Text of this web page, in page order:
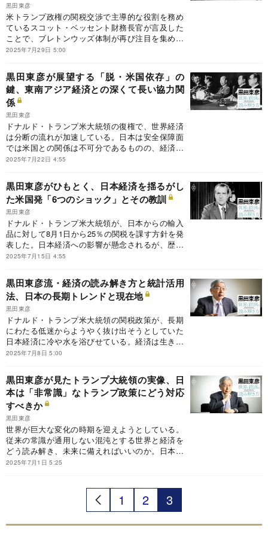
黒田東彦
米トランプ政権の関税交渉で主導的な役割を務め
ているスコット・ベッセント財務長官が言及した
ことで、ブレトンウッズ体制が再び注目を集めて
いる。前日本銀行総裁の黒田東彦氏が執筆する連
のテーマは、ブレトンウッズ会議とIMF（国際通
貨基金）創設。今から80年前に誕生した国際金融
体制はどのように始まり、なぜ終焉（しゅうえ
ん）を迎えたのか。
2025年7月29日 5:00
黒田東彦が展望する「脱・米国依存」の
鍵、東南アジア経済との深くて長い協力関
係
黒田東彦
ドナルド・トランプ米大統領の復権で、世界経済
は分断の流れが加速している。日本は安全保障面
では米国との関係は不可分であるものの、経済面
では過度な米国依存を避ける必要がある。前日本
の世界と経済の読み解き方』の今回のテーマは、
日本とアジアの関係。「脱・米国依存」の鍵とな
る東南アジア経済との協力関係の強みとは？
2025年7月22日 4:55
黒田東彦がひもとく、日本経済を揺るがし
た米国発「6つのショック」とその教訓
黒田東彦
ドナルド・トランプ米大統領が、日本からの輸入
品に対して8月1日から25％の関税を課す方針を発
表した。日本経済への影響が懸念されるが、歴史
をひもとけば、日本はこれまでも米国発ショック
田東彦氏が執筆する連載の今回のテーマは、日本
と米国の経済関係。日本経済を揺るがした米国発
の6つのショックと、その教訓とは？
2025年7月15日 4:55
黒田東彦流・経済の読み解き方と統計活用
法、日本の長期トレンドと現在地
黒田東彦
ドナルド・トランプ米大統領の関税政策が、長期
にわたる低迷からようやく抜け出そうとしていた
日本経済に冷や水を浴びせている。経済は生き物
だ。変化し続ける経済を読み解くためには、どこ
田東彦氏が執筆する連載の今回のテーマは、日本
経済の長期トレンド。黒田氏が教える経済分析の
基本と、日本経済の実態とは？
2025年7月8日 5:00
黒田東彦が見たトランプ大統領の実像、日
本は「非常識」なトランプ政策にどう対応
すべきか
黒田東彦
世界が巨大な変化の時期を迎えようとしている。
従来の常識が通用しない混沌とする世界と経済を
どう読み解き、未来に備えればいいのか。日本が
進むべき道はどこか。前日本銀行総裁の黒田東彦
の政策。黒田氏が見たトランプ大統領の実像と、
「非常識」なトランプ政策に日本はどう対応すべ
2025年7月1日 5:25
1 2 3